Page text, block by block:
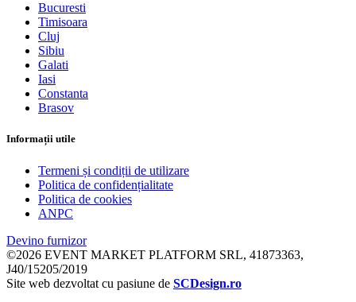
Bucuresti
Timisoara
Cluj
Sibiu
Galati
Iasi
Constanta
Brasov
Informații utile
Termeni și condiții de utilizare
Politica de confidențialitate
Politica de cookies
ANPC
Devino furnizor
©2026 EVENT MARKET PLATFORM SRL, 41873363,
J40/15205/2019
Site web dezvoltat cu pasiune de SCDesign.ro